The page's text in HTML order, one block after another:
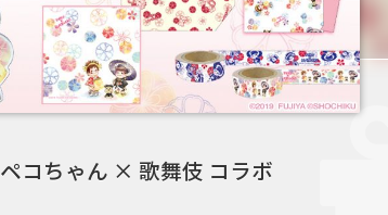
ペコちゃん × 歌舞伎 コラボ